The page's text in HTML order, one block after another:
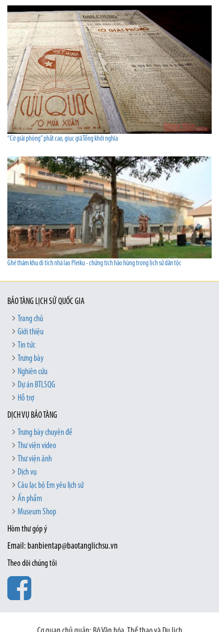
“Cờ giải phóng” phất cao, giục giã Tổng khởi nghĩa
Ghé thăm khu di tích nhà lao Pleiku - chứng tích hào hùng trong lịch sử dân tộc
BẢO TÀNG LỊCH SỬ QUỐC GIA
Trang chủ
Giới thiệu
Tin tức
Trưng bày
Nghiên cứu
Dự án BTLSQG
Hỗ trợ
DỊCH VỤ BẢO TÀNG
Trưng bày chuyên đề
Thư viện video
Thư viện ảnh
Dịch vụ
Câu lạc bộ Em yêu lịch sử
Ấn phẩm
Museum Shop
Hòm thư góp ý
Email: banbientap@baotanglichsu.vn
Theo dõi chúng tôi